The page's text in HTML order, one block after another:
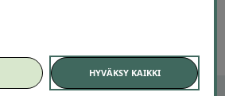
HYVÄKSY KAIKKI